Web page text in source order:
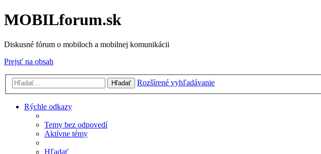
MOBILforum.sk
Diskusné fórum o mobiloch a mobilnej komunikácii
Prejsť na obsah
Hľadať Rozšírené vyhľadávanie
Rýchle odkazy
Temy bez odpovedí
Aktívne témy
Hľadať